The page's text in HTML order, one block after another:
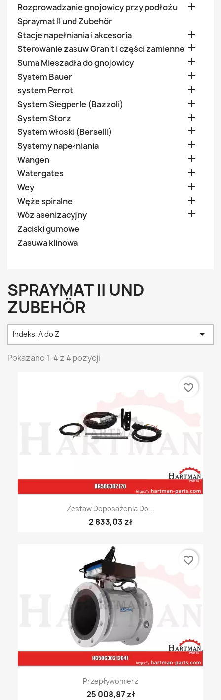
Rozprowadzanie gnojowicy przy podłożu 
Spraymat II und Zubehör
Stacje napełniania i akcesoria

Sterowanie zasuw Granit i części zamienne 
Suma Mieszadła do gnojowicy 
System Bauer 
system Perrot 
System Siegperle (Bazzoli) 
System Storz 
System włoski (Berselli) 
Systemy napełniania 
Wangen 
Watergates 
Wey 
Węże spiralne 
Wóz asenizacyjny 
Zaciski gumowe
Zasuwa klinowa
SPRAYMAT II UND
ZUBEHÖR
Indeks, A do Z 
Pokazano 1-4 z 4 pozycji
Zestaw Doposażenia Do...
2 833,03 zł
favorite_border
Przepływomierz
25 008,87 zł
favorite_border